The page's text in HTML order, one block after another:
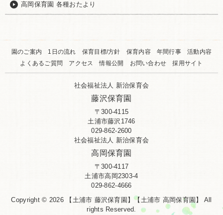
高岡保育園 各種おたより
園のご案内 1日の流れ 保育目標/方針 保育内容 年間行事
活動内容
よくあるご質問
アクセス 情報公開 お問い合わせ 採用サイト
社会福祉法人 新治保育会
藤沢保育園
〒300-4115
土浦市藤沢1746
029-862-2600
社会福祉法人 新治保育会
高岡保育園
〒300-4117
土浦市高岡2303-4
029-862-4666
Copyright © 2026 【土浦市 藤沢保育園】【土浦市 高岡保育園】 All
rights Reserved.